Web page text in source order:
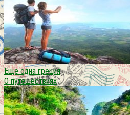
Еще одна греция
О путешествиях